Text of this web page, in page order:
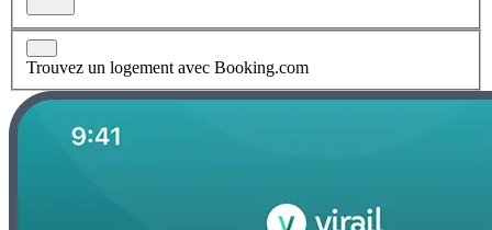
Trouvez un logement avec Booking.com